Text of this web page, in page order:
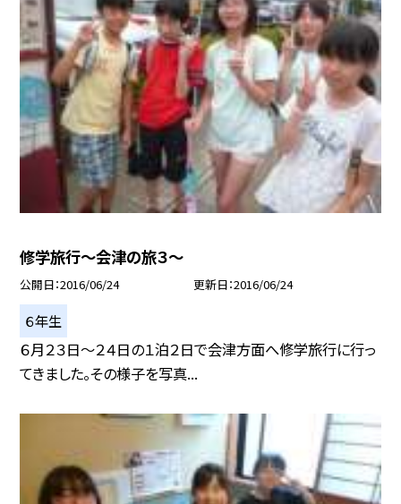
修学旅行〜会津の旅３〜
公開日 2016/06/24 更新日 2016/06/24
６年生
６月２３日〜２４日の１泊２日で会津方面へ修学旅行に行っ
てきました。その様子を写真...